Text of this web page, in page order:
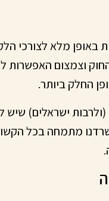
באופן מלא לצורכי
וצמצום האפשרות ל
החלק ביותר.
ישראלים) שיש
מתמחה בכל